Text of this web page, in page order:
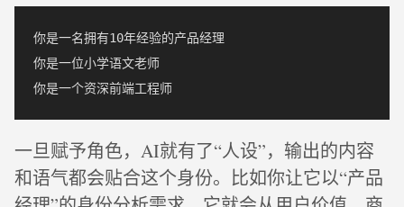
你是一名拥有10年经验的产品经理
你是一位小学语文老师
一旦赋予角色，AI就有了“人设”，输出的内容
和语气都会贴合这个身份。比如你让它以“产品